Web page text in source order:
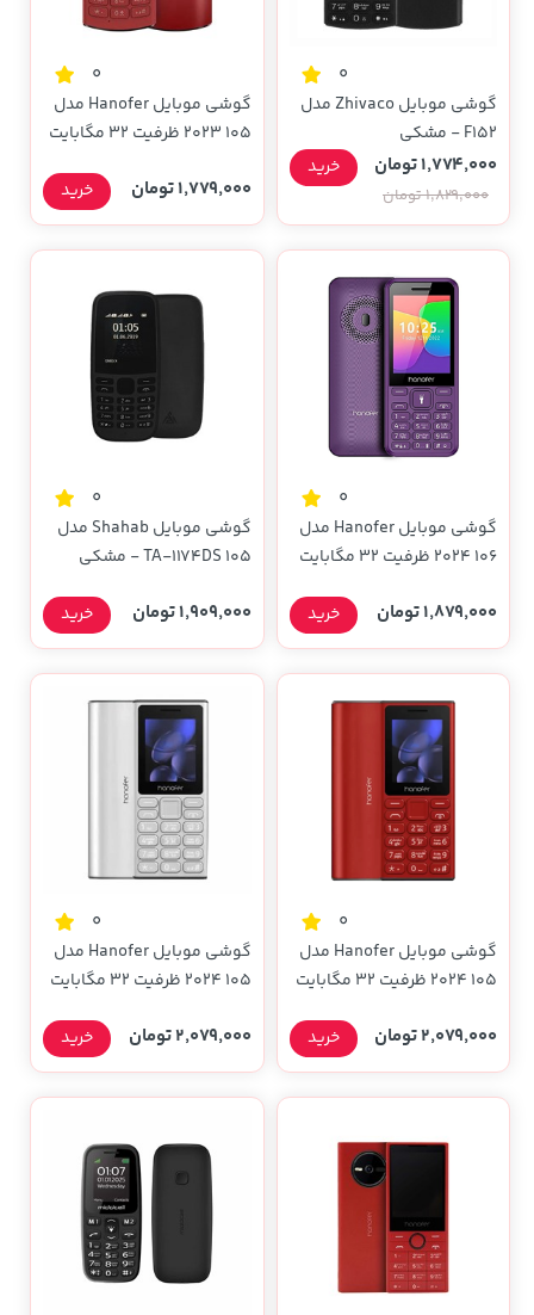
0
گوشی موبایل Zhivaco مدل
F152 - مشکی
1,774,000 تومان
1,829,000 تومان
خرید
0
گوشی موبایل Hanofer مدل
105 2023 ظرفیت 32 مگابایت
1,779,000 تومان خرید
0
گوشی موبایل Hanofer مدل
106 2024 ظرفیت 32 مگابایت
1,879,000 تومان خرید
0
گوشی موبایل Shahab مدل
105 TA-1174DS - مشکی
1,909,000 تومان خرید
0
گوشی موبایل Hanofer مدل
105 2024 ظرفیت 32 مگابایت
2,079,000 تومان خرید
0
گوشی موبایل Hanofer مدل
105 2024 ظرفیت 32 مگابایت
2,079,000 تومان خرید